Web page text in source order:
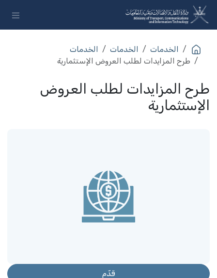
تخطي للذهاب إلى المحتوى
الخدمات​ الخدمات​
الخدمات​
طرح المزايدات لطلب العروض الإستثمارية
طرح المزايدات لطلب العروض
الإستثمارية
قدّم